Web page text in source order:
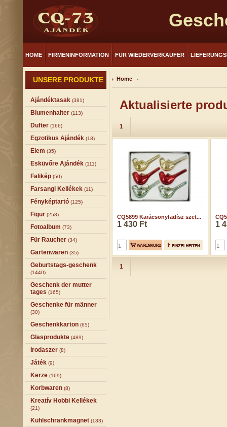
HOME FIRMENINFORMATION FÜR WIEDERVERKÄUFER
UNSERE PRODUKTE
Ajándéktasak (381)
Blumenhalter (113)
Dufter (166)
Egzotikus Ajándék (18)
Elem (35)
Esküvőre Ajándék (111)
Falikép (50)
Farsangi Kellékek (11)
Fényképtartó (125)
Figur (258)
Fotoalbum (73)
Für Raucher (34)
Gartenwaren (35)
Geburtstags-geschenk
(1440)
Geschenk der mutter
tages (165)
Geschenke für männer
(30)
Geschenkkarton (65)
Glasprodukte (489)
Irodaszer (8)
Játék (9)
Kerze (169)
Korbwaren (8)
Kreatív Hobbi Kellékek
(21)
Kühlschrankmagnet (183)
Home
Aktualisierte
1
CQ5899 Karácsonyfadísz szet...
1 430 Ft 1
1